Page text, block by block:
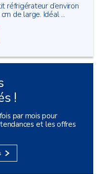
réfrigérateur d’environ
de large. Idéal ...
!
par mois pour
et les offres